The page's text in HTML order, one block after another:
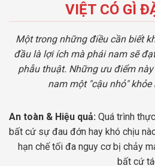
VIỆT CÓ GÌ
Một trong những điều cần biết
đầu là lợi ích mà phái nam sẽ
phẫu thuật. Những ưu điểm
nam một "cậu nhỏ"
An toàn & Hiệu quả: Quá trình
bất cứ sự đau đớn hay khó chịu
hạn chế tối đa nguy cơ bị chảy
bất cứ